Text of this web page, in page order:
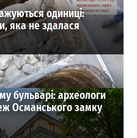
одиниці:
яка не здалася
бульварі: археологи
Османського замку